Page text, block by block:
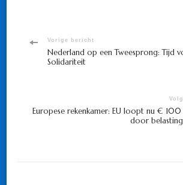
Bericht
navigatie
Vorige bericht
Nederland op een Tweesprong: Tijd
Solidariteit
Europese rekenkamer: EU loopt nu € 100
door